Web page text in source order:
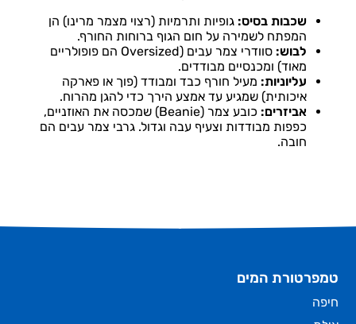
שכבות בסיס: גופיות ותרמיות (רצוי מצמר מרינו) הן
המפתח לשמירה על חום הגוף ברוחות החורף.
לבוש:
סוודרי צמר עבים (Oversized הם פופולריים
מאוד) ומכנסיים מבודדים.
עליוניות: מעיל חורף כבד ומבודד (פוך או פארקה
איכותית) שמגיע עד אמצע הירך כדי להגן מהרוח.
אביזרים:
כובע צמר (Beanie) שמכסה את האוזניים,
כפפות מבודדות וצעיף עבה וגדול. גרבי צמר עבים הם
חובה.
טמפרטורת המים
חיפה